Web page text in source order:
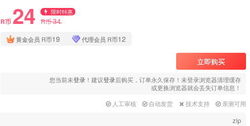
R币 24 限时特惠
R币34
黄金会员 R币19 代理会员 R币12
立即购买
您当前未登录 ！建议登录后购买，订单永久保存！未登录浏览器清理缓存
或更换浏览器就会丢失订单信息！
人工审核
自动发货 技术支持 亲测可用
zip